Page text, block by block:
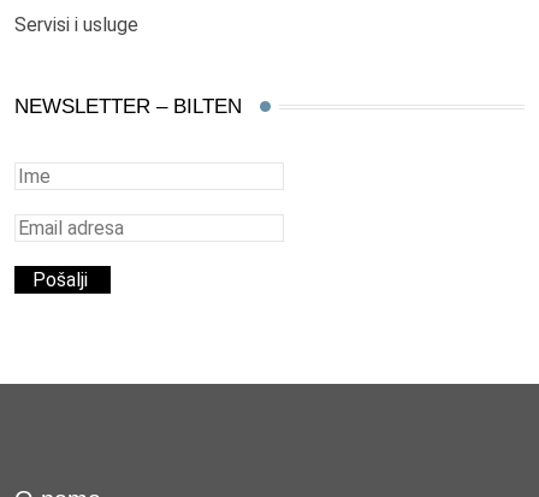
Servisi i usluge
NEWSLETTER – BILTEN